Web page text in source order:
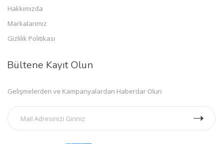
Hakkımızda
Markalarımız
Gizlilik Politikası
Bültene Kayıt Olun
Gelişmelerden ve Kampanyalardan Haberdar Olun